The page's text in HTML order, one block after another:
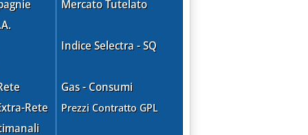
Rete
Mercato Tutelato
Indice Selectra - SQ
Gas - Consumi
Prezzi Contratto GPL